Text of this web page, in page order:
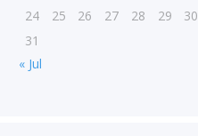
24
25 26 27 28 29
30
31
« Jul